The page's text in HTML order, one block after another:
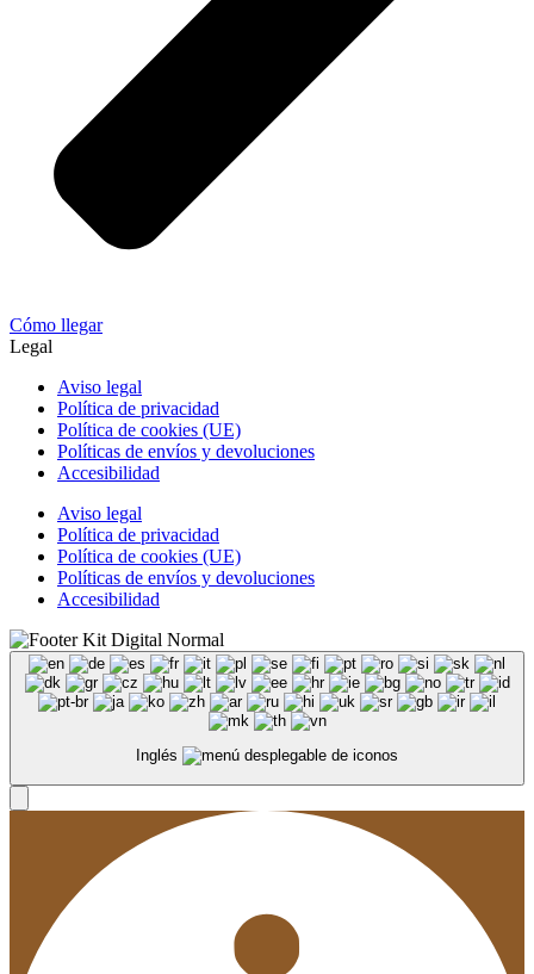
Cómo llegar
Legal
Aviso legal
Política de privacidad
Política de cookies (UE)
Políticas de envíos y devoluciones
Accesibilidad
Aviso legal
Política de privacidad
Política de cookies (UE)
Políticas de envíos y devoluciones
Accesibilidad
Inglés